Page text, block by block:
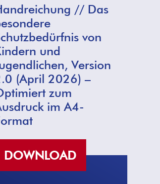
// Das
von
und
Version
(April 2026) –
zum
im A4-
DOWNLOAD